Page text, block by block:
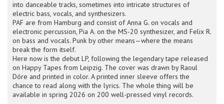
into danceable tracks, sometimes into intricate structures of
electric bass, vocals, and synthesizers.
PAF are from Hamburg and consist of Anna G. on vocals and
electronic percussion, Pia A. on the MS-20 synthesizer, and Felix R.
on bass and vocals. Punk by other means—where the means
break the form itself.
Here now is the debut LP, following the legendary tape released
on Happy Tapes from Leipzig. The cover was drawn by Raoul
Dóre and printed in color. A printed inner sleeve offers the
chance to read along with the lyrics. The whole thing will be
available in spring 2026 on 200 well-pressed vinyl records.